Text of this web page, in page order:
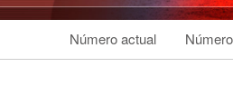
Número actual